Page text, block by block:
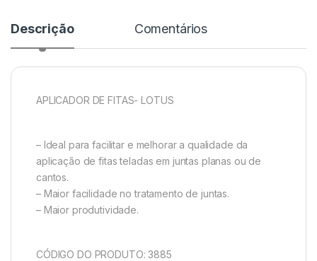
Descrição Comentários
APLICADOR DE FITAS- LOTUS
– Ideal para facilitar e melhorar a qualidade da
aplicação de fitas teladas em juntas planas ou de
cantos.
– Maior facilidade no tratamento de juntas.
– Maior produtividade.
CÓDIGO DO PRODUTO: 3885